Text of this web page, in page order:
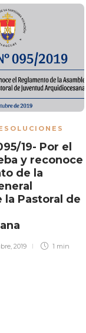
19- Por el
y reconoce
de la
la Pastoral de
2019
1 min